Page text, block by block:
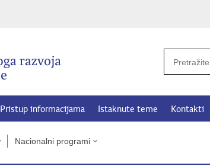
Pristup informacijama Istaknute teme Kontakti
Nacionalni programi